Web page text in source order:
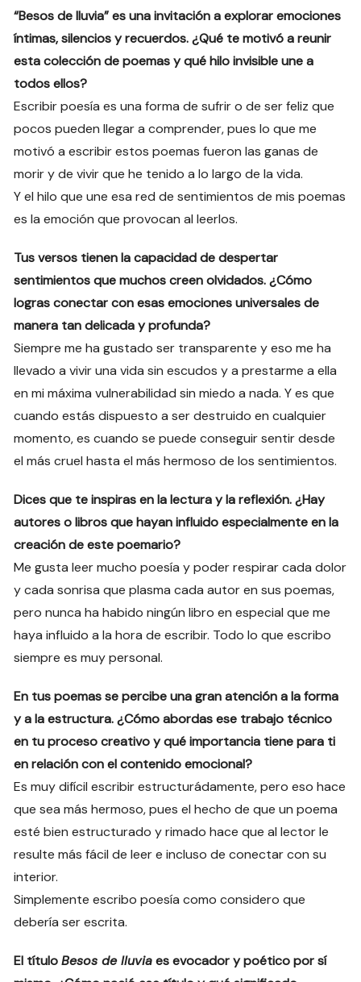
“Besos de lluvia” es una invitación a explorar emociones
íntimas, silencios y recuerdos. ¿Qué te motivó a reunir
esta colección de poemas y qué hilo invisible une a
todos ellos?
Escribir poesía es una forma de sufrir o de ser feliz que
pocos pueden llegar a comprender, pues lo que me
motivó a escribir estos poemas fueron las ganas de
morir y de vivir que he tenido a lo largo de la vida.
Y el hilo que une esa red de sentimientos de mis poemas
es la emoción que provocan al leerlos.
Tus versos tienen la capacidad de despertar
sentimientos que muchos creen olvidados. ¿Cómo
logras conectar con esas emociones universales de
manera tan delicada y profunda?
Siempre me ha gustado ser transparente y eso me ha
llevado a vivir una vida sin escudos y a prestarme a ella
en mi máxima vulnerabilidad sin miedo a nada. Y es que
cuando estás dispuesto a ser destruido en cualquier
momento, es cuando se puede conseguir sentir desde
el más cruel hasta el más hermoso de los sentimientos.
Dices que te inspiras en la lectura y la reflexión. ¿Hay
autores o libros que hayan influido especialmente en la
creación de este poemario?
Me gusta leer mucho poesía y poder respirar cada dolor
y cada sonrisa que plasma cada autor en sus poemas,
pero nunca ha habido ningún libro en especial que me
haya influido a la hora de escribir. Todo lo que escribo
siempre es muy personal.
En tus poemas se percibe una gran atención a la forma
y a la estructura. ¿Cómo abordas ese trabajo técnico
en tu proceso creativo y qué importancia tiene para ti
en relación con el contenido emocional?
Es muy difícil escribir estructurádamente, pero eso hace
que sea más hermoso, pues el hecho de que un poema
esté bien estructurado y rimado hace que al lector le
resulte más fácil de leer e incluso de conectar con su
interior.
Simplemente escribo poesía como considero que
debería ser escrita.
El títuloBesos de lluviaes evocador y poético por sí